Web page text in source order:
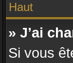
Haut
» J’ai
Si vous